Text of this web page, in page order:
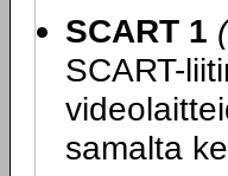
SCART 1 (
SCART-
samalta